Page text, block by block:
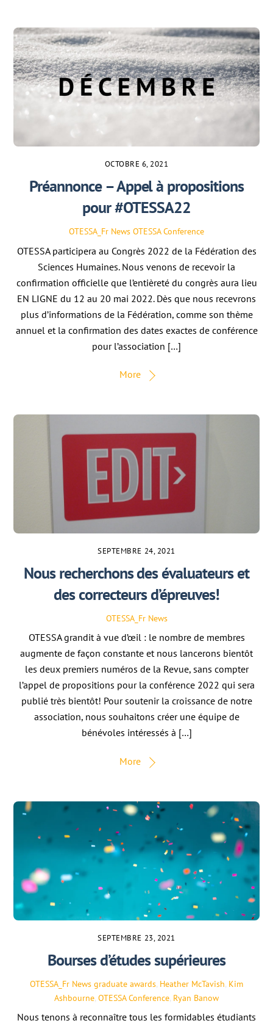
OCTOBRE 6, 2021
Préannonce – Appel à propositions
pour #OTESSA22
OTESSA_Fr News OTESSA Conference
OTESSA participera au Congrès 2022 de la Fédération des
Sciences Humaines. Nous venons de recevoir la
confirmation officielle que l’entièreté du congrès aura lieu
EN LIGNE du 12 au 20 mai 2022. Dès que nous recevrons
plus d’informations de la Fédération, comme son thème
annuel et la confirmation des dates exactes de conférence
pour l’association […]
More
SEPTEMBRE 24, 2021
Nous recherchons des évaluateurs et
des correcteurs d’épreuves!
OTESSA_Fr News
OTESSA grandit à vue d’œil : le nombre de membres
augmente de façon constante et nous lancerons bientôt
les deux premiers numéros de la Revue, sans compter
l’appel de propositions pour la conférence 2022 qui sera
publié très bientôt! Pour soutenir la croissance de notre
association, nous souhaitons créer une équipe de
bénévoles intéressés à […]
More
SEPTEMBRE 23, 2021
Bourses d’études supérieures
OTESSA_Fr News graduate awards, Heather McTavish, Kim
Ashbourne, OTESSA Conference, Ryan Banow
Nous tenons à reconnaître tous les formidables étudiants